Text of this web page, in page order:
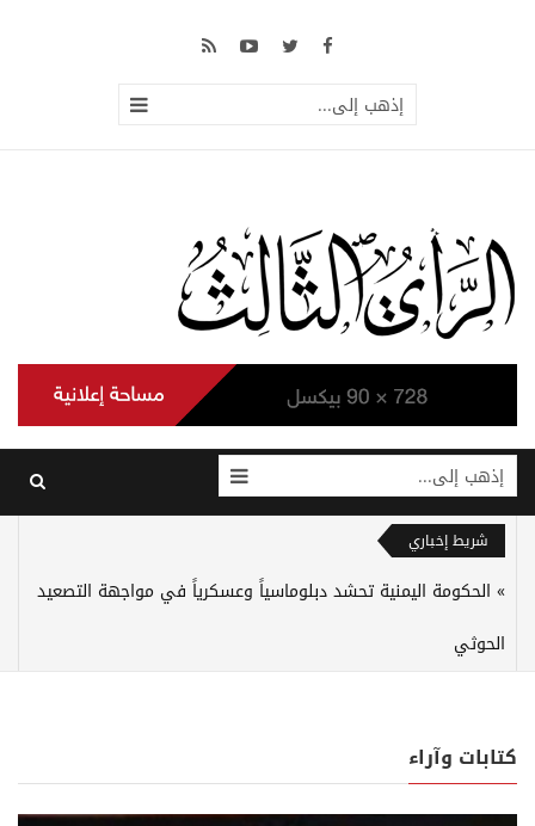
إذهب إلى...
إذهب إلى...
شريط إخباري
الحكومة اليمنية تحشد دبلوماسياً وعسكرياً في مواجهة التصعيد
الحوثي
كتابات وآراء